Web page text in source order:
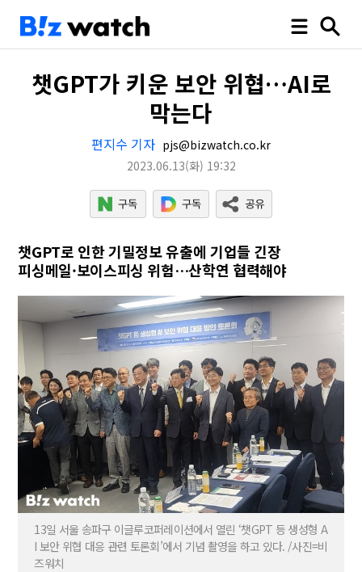
챗GPT가 키운 보안 위협…AI로
막는다
편지수 기자 pjs@bizwatch.co.kr
2023.06.13(화) 19:32
챗GPT로 인한 기밀정보 유출에 기업들 긴장
피싱메일·보이스피싱 위험…산학연 협력해야
13일 서울 송파구 이글루코퍼레이션에서 열린 ‘챗GPT 등 생성형 A
I 보안 위협 대응 관련 토론회’에서 기념 촬영을 하고 있다. /사진=비
즈워치